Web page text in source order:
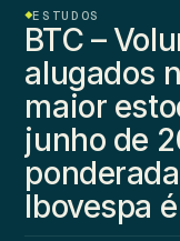
ESTUDOS
BTC –
alugados
maior
junho de
Ibovespa